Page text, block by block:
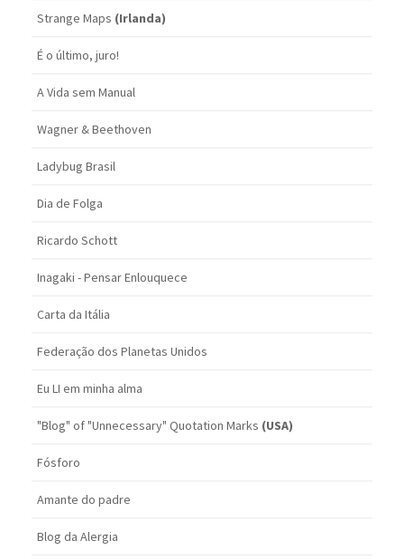
Strange Maps (Irlanda)
É o último, juro!
A Vida sem Manual
Wagner & Beethoven
Ladybug Brasil
Dia de Folga
Ricardo Schott
Inagaki - Pensar Enlouquece
Carta da Itália
Federação dos Planetas Unidos
Eu LI em minha alma
"Blog" of "Unnecessary" Quotation Marks (USA)
Fósforo
Amante do padre
Blog da Alergia